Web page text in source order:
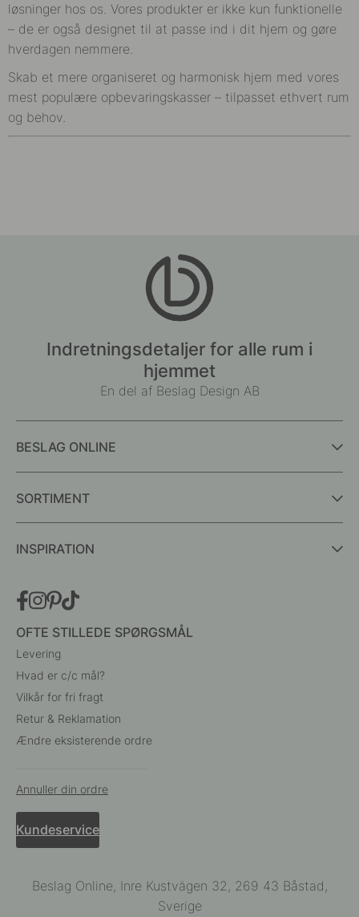
løsninger hos os. Vores produkter er ikke kun funktionelle
– de er også designet til at passe ind i dit hjem og gøre
hverdagen nemmere.
Skab et mere organiseret og harmonisk hjem med vores
mest populære opbevaringskasser – tilpasset ethvert rum
og behov.
Indretningsdetaljer for alle rum i
hjemmet
En del af Beslag Design AB
BESLAG ONLINE
SORTIMENT
INSPIRATION
OFTE STILLEDE SPØRGSMÅL
Levering
Hvad er c/c mål?
Vilkår for fri fragt
Retur & Reklamation
Ændre eksisterende ordre
Annuller din ordre
Kundeservice
Beslag Online, Inre Kustvägen 32, 269 43 Båstad,
Sverige